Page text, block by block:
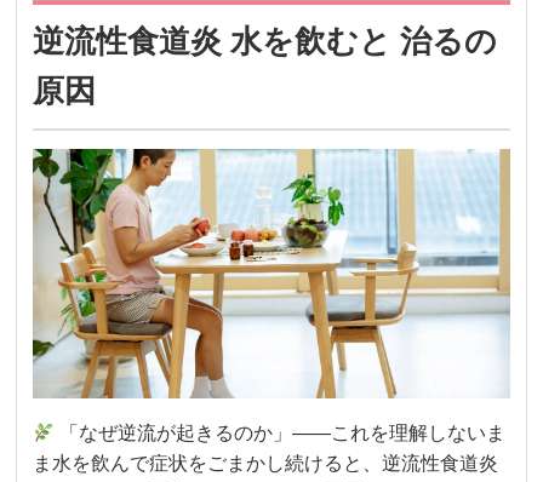
逆流性食道炎 水を飲むと 治るの
原因
「なぜ逆流が起きるのか」——これを理解しないま
ま水を飲んで症状をごまかし続けると、逆流性食道炎